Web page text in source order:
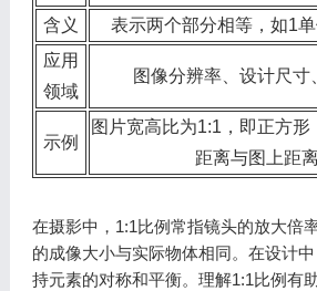
含义
表示两个部分相等，如1
应用
领域
图像分辨率、设计尺寸
示例
图片宽高比为1:1，即正方
距离与图上距
在摄影中，1:1比例常指镜头的放大倍
的成像大小与实际物体相同。在设计
持元素的对称和平衡。理解1:1比例有